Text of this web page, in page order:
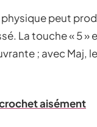
physique peut
La touche « 5 »
; avec Maj,
aisément